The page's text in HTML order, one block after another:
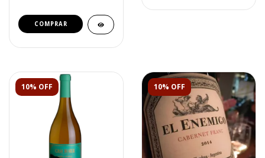
10% OFF 10% OFF